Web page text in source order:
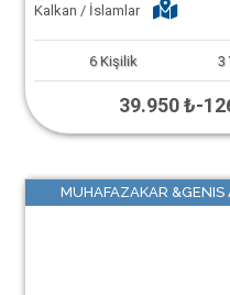
Kalkan / İslamlar
6 Kişilik 3
39.950 ₺-
MUHAFAZAKAR &GENIS